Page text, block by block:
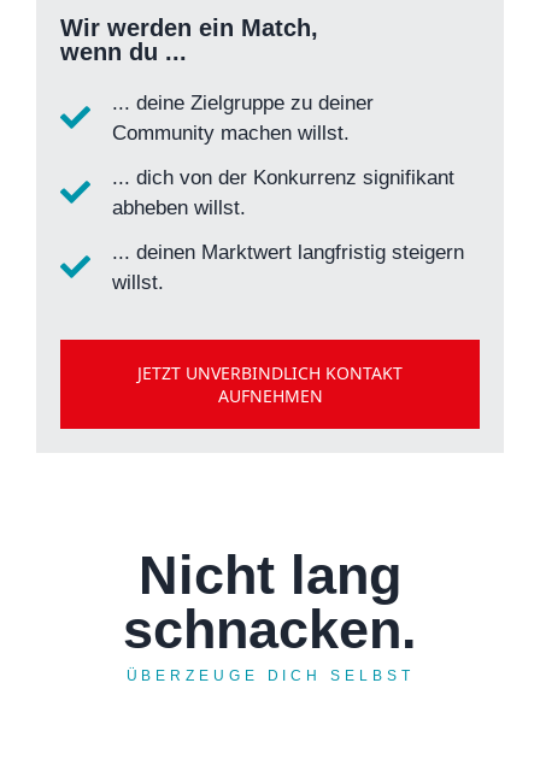
Wir werden ein Match,
wenn du ...
... deine Zielgruppe zu deiner
Community machen willst.
... dich von der Konkurrenz signifikant
abheben willst.
... deinen Marktwert langfristig steigern
willst.
JETZT UNVERBINDLICH KONTAKT
AUFNEHMEN
Nicht lang
schnacken.
ÜBERZEUGE DICH SELBST